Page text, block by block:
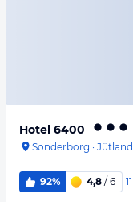
Hotel 6400
Sonderborg · Jütland
92% 4,8 / 6 11